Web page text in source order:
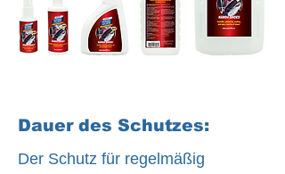
Dauer des Schutzes:
Der Schutz für regelmäßig